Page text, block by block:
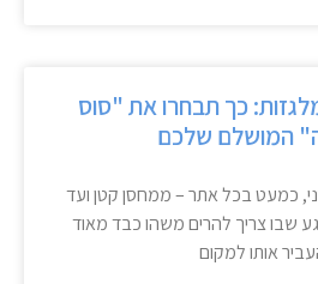
כך תבחרו את "סוס
המושלם שלכם
כמעט בכל אתר – ממחסן קטן ועד
שבו צריך להרים משהו כבד מאוד
אותו למקום